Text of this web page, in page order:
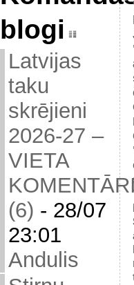
blogi
Latvijas
taku
skrējieni
2026-27 –
VIETA
(6) - 28/07
23:01
Andulis